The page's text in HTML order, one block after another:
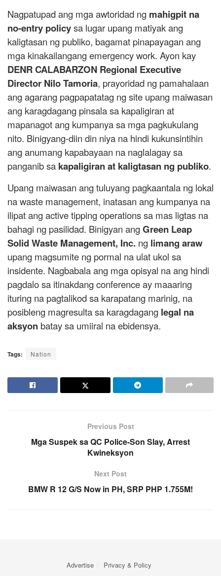
Nagpatupad ang mga awtoridad ng mahigpit na
no-entry policysa lugar upang matiyak ang
kaligtasan ng publiko, bagamat pinapayagan ang
mga kinakailangang emergency work. Ayon kay
DENR CALABARZON Regional Executive
Director Nilo Tamoria, prayoridad ng pamahalaan
ang agarang pagpapatatag ng site upang maiwasan
ang karagdagang pinsala sa kapaligiran at
mapanagot ang kumpanya sa mga pagkukulang
nito. Binigyang-diin din niya na hindi kukunsintihin
ang anumang kapabayaan na naglalagay sa
panganib sa kapaligiran at kaligtasan ng publiko.
Upang maiwasan ang tuluyang pagkaantala ng lokal
na waste management, inatasan ang kumpanya na
ilipat ang active tipping operations sa mas ligtas na
bahagi ng pasilidad. Binigyan angGreen Leap
Solid Waste Management, Inc. ng limang araw
upang magsumite ng pormal na ulat ukol sa
insidente. Nagbabala ang mga opisyal na ang hindi
pagdalo sa itinakdang conference ay maaaring
ituring na pagtalikod sa karapatang marinig, na
posibleng magresulta sa karagdagang legal na
aksyon batay sa umiiral na ebidensya.
Tags: Nation
Previous Post
Mga Suspek sa QC Police-Son Slay, Arrest
Kwineksyon
Next Post
BMW R 12 G/S Now in PH, SRP PHP 1.755M!
Advertise Privacy & Policy